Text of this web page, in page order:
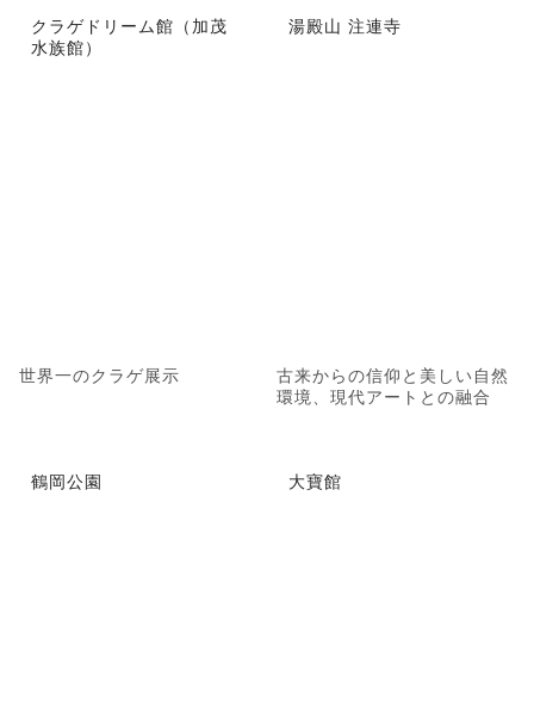
クラゲドリーム館（加茂
水族館）
世界一のクラゲ展示
湯殿山 注連寺
古来からの信仰と美しい自然
環境、現代アートとの融合
鶴岡公園 大寶館